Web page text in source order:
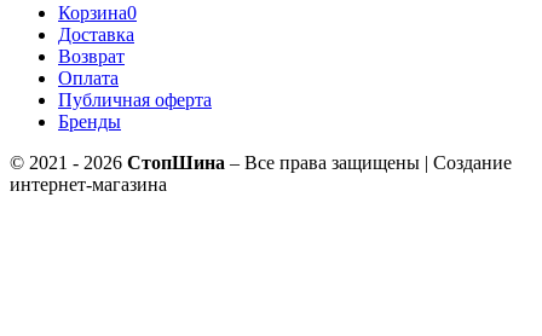
Корзина0
Доставка
Возврат
Оплата
Публичная оферта
Бренды
© 2021 - 2026 СтопШина – Все права защищены | Создание
интернет-магазина